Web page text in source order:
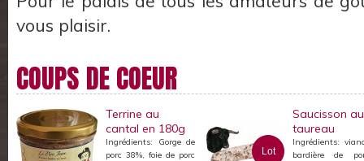
vous plaisir.
COUPS DE COEUR
Terrine au
cantal en 180g
Ingrédients: Gorge de
porc 38%, foie de porc
Saucisson au
taureau
Ingrédients:
bardière de
Lot